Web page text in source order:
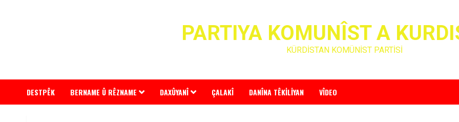
PARTIYA KOMUNÎST A
KÜRDİSTAN KOMÜNİST PARTİSİ
DESTPÊK BERNAME Û RÊZNAME DAXÛYANÎ ÇALAKÎ DANÎNA TÊKILIYAN VÎDEO